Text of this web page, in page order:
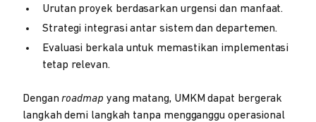
Urutan proyek berdasarkan urgensi dan manfaat.
Strategi integrasi antar sistem dan departemen.
Evaluasi berkala untuk memastikan implementasi
tetap relevan.
Denganroadmap yang matang, UMKM dapat bergerak
langkah demi langkah tanpa mengganggu operasional